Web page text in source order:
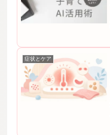
症状とケア